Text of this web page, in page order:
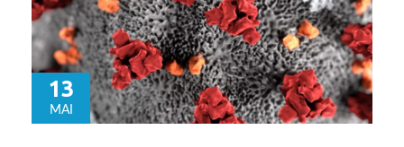
13
MAI